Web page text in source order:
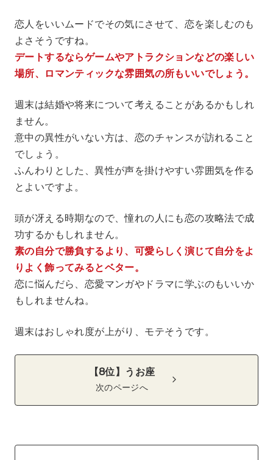
恋人をいいムードでその気にさせて、恋を楽しむのも
よさそうですね。
デートするならゲームやアトラクションなどの楽しい
場所、ロマンティックな雰囲気の所もいいでしょう。
週末は結婚や将来について考えることがあるかもしれ
ません。
意中の異性がいない方は、恋のチャンスが訪れること
でしょう。
ふんわりとした、異性が声を掛けやすい雰囲気を作る
とよいですよ。
頭が冴える時期なので、憧れの人にも恋の攻略法で成
功するかもしれません。
素の自分で勝負するより、可愛らしく演じて自分をよ
りよく飾ってみるとベター。
恋に悩んだら、恋愛マンガやドラマに学ぶのもいいか
もしれませんね。
週末はおしゃれ度が上がり、モテそうです。
【8位】うお座
次のページへ